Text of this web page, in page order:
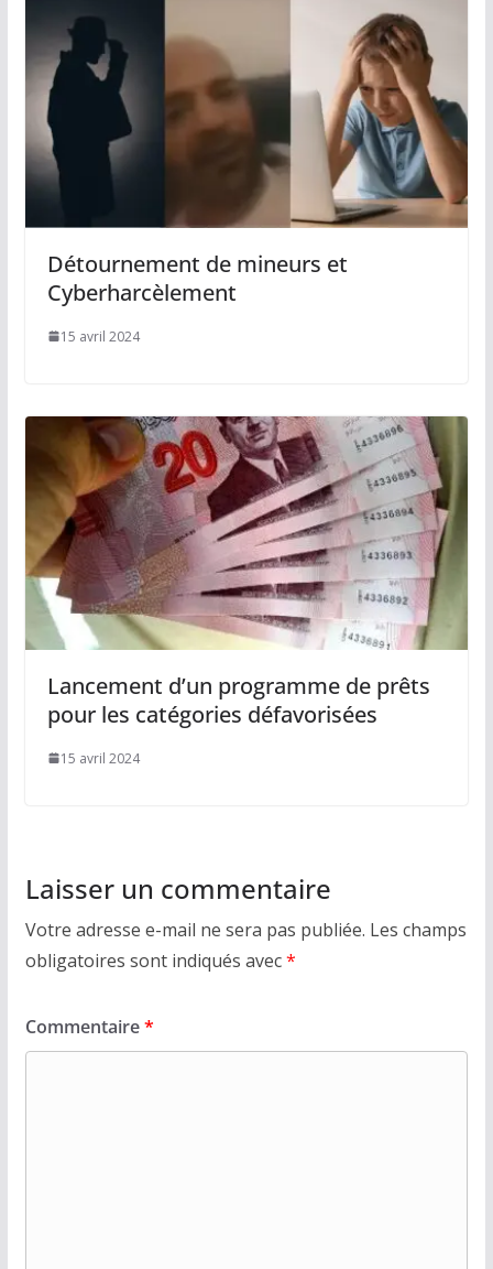
Détournement de mineurs et
Cyberharcèlement
15 avril 2024
Lancement d’un programme de prêts
pour les catégories défavorisées
15 avril 2024
Laisser un commentaire
Votre adresse e-mail ne sera pas publiée. Les champs
obligatoires sont indiqués avec*
Commentaire*